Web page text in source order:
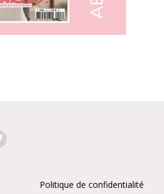
Politique de confidentialité